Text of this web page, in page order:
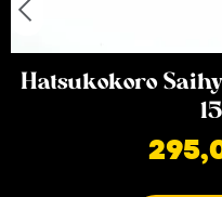
Hatsukokoro